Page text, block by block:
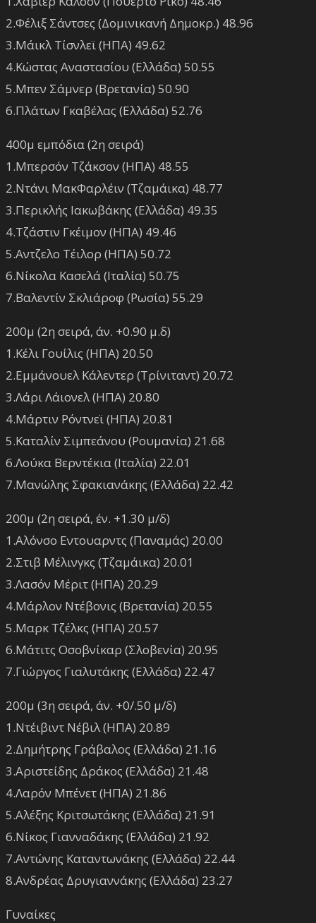
2.Φέλιξ Σάντσες (Δομινικανή Δημοκρ.) 48.96
3.Μάικλ Τίσνλεϊ (ΗΠΑ) 49.62
4.Κώστας Αναστασίου (Ελλάδα) 50.55
5.Μπεν Σάμνερ (Βρετανία) 50.90
6.Πλάτων Γκαβέλας (Ελλάδα) 52.76
400μ εμπόδια (2η σειρά)
1.Μπερσόν Τζάκσον (ΗΠΑ) 48.55
2.Ντάνι ΜακΦαρλέιν (Τζαμάικα) 48.77
3.Περικλής Ιακωβάκης (Ελλάδα) 49.35
4.Τζάστιν Γκέιμον (ΗΠΑ) 49.46
5.Αντζελο Τέιλορ (ΗΠΑ) 50.72
6.Νίκολα Κασελά (Ιταλία) 50.75
7.Βαλεντίν Σκλιάροφ (Ρωσία) 55.29
200μ (2η σειρά, άν. +0.90 μ.δ)
1.Κέλι Γουίλις (ΗΠΑ) 20.50
2.Εμμάνουελ Κάλεντερ (Τρίνιταντ) 20.72
3.Λάρι Λάιονελ (ΗΠΑ) 20.80
4.Μάρτιν Ρόντνεϊ (ΗΠΑ) 20.81
5.Καταλίν Σιμπεάνου (Ρουμανία) 21.68
6.Λούκα Βερντέκια (Ιταλία) 22.01
7.Μανώλης Σφακιανάκης (Ελλάδα) 22.42
200μ (2η σειρά, έν. +1.30 μ/δ)
1.Αλόνσο Εντουαρντς (Παναμάς) 20.00
2.Στιβ Μέλινγκς (Τζαμάικα) 20.01
3.Λασόν Μέριτ (ΗΠΑ) 20.29
4.Μάρλον Ντέβονις (Βρετανία) 20.55
5.Μαρκ Τζέλκς (ΗΠΑ) 20.57
6.Μάτιτς Οσοβνίκαρ (Σλοβενία) 20.95
7.Γιώργος Γιαλυτάκης (Ελλάδα) 22.47
200μ (3η σειρά, άν. +0/.50 μ/δ)
1.Ντέιβιντ Νέβιλ (ΗΠΑ) 20.89
2.Δημήτρης Γράβαλος (Ελλάδα) 21.16
3.Αριστείδης Δράκος (Ελλάδα) 21.48
4.Λαρόν Μπένετ (ΗΠΑ) 21.86
5.Αλέξης Κριτσωτάκης (Ελλάδα) 21.91
6.Νίκος Γιανναδάκης (Ελλάδα) 21.92
7.Αντώνης Καταντωνάκης (Ελλάδα) 22.44
8.Ανδρέας Δρυγιαννάκης (Ελλάδα) 23.27
Γυναίκες